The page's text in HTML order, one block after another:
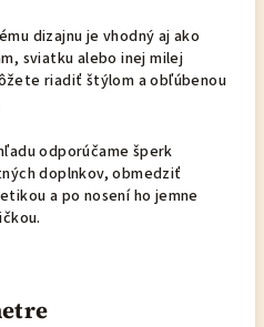
dizajnu je vhodný aj ako
sviatku alebo inej milej
riadiť štýlom a obľúbenou
odporúčame šperk
doplnkov, obmedziť
a po nosení ho jemne